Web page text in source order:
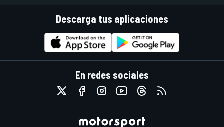
Descarga tus aplicaciones
En redes sociales